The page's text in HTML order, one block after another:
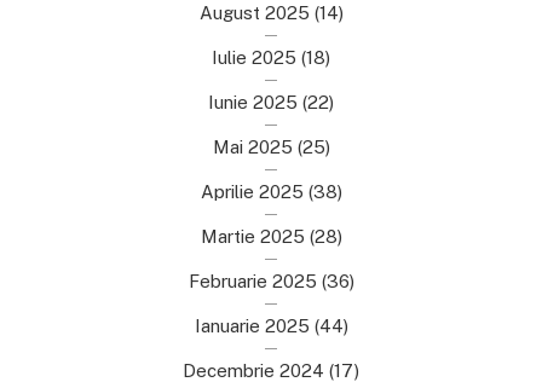
August 2025 (14)
Iulie 2025 (18)
Iunie 2025 (22)
Mai 2025 (25)
Aprilie 2025 (38)
Martie 2025 (28)
Februarie 2025 (36)
Ianuarie 2025 (44)
Decembrie 2024 (17)